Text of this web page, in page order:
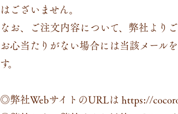
はございません。
なお、ご注文内容について、弊社より
お心当たりがない場合には当該メール
す。
◎弊社WebサイトのURLは https://